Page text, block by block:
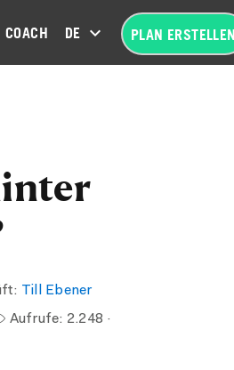
COACH DEUTSCH (DE)PLAN ERSTELLEN
Till Ebener
Aufrufe: 2.248 ·